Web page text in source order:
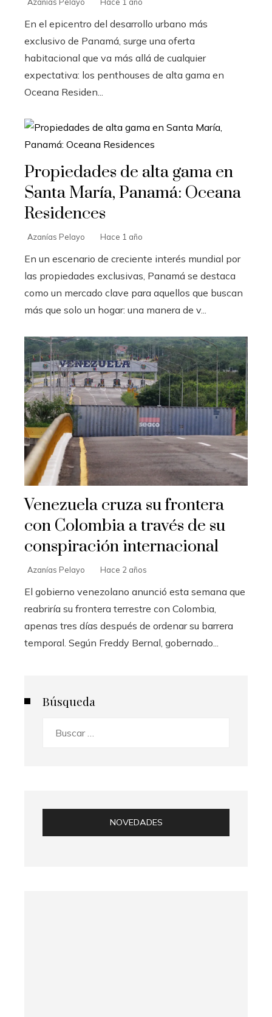
En el epicentro del desarrollo urbano más
exclusivo de Panamá, surge una oferta
habitacional que va más allá de cualquier
expectativa: los penthouses de alta gama en
Oceana Residen...
Propiedades de alta gama en
Santa María, Panamá: Oceana
Residences
Azanías Pelayo Hace 1 año
En un escenario de creciente interés mundial por
las propiedades exclusivas, Panamá se destaca
como un mercado clave para aquellos que buscan
más que solo un hogar: una manera de v...
Venezuela cruza su frontera
con Colombia a través de su
conspiración internacional
Azanías Pelayo Hace 2 años
El gobierno venezolano anunció esta semana que
reabriría su frontera terrestre con Colombia,
apenas tres días después de ordenar su barrera
temporal. Según Freddy Bernal, gobernado...
Búsqueda
NOVEDADES